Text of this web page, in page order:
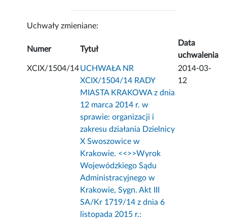
Uchwały zmieniane:
Numer Tytuł
Data
uchwalenia
XCIX/1504/14UCHWAŁA NR
XCIX/1504/14 RADY
MIASTA KRAKOWA z dnia
12 marca 2014 r. w
sprawie: organizacji i
zakresu działania Dzielnicy
X Swoszowice w
Krakowie. <<>>Wyrok
Wojewódzkiego Sądu
Administracyjnego w
Krakowie, Sygn. Akt III
SA/Kr 1719/14 z dnia 6
listopada 2015 r.:
2014-03-
12